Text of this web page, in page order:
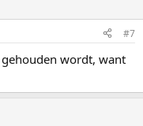
#7
wordt, want